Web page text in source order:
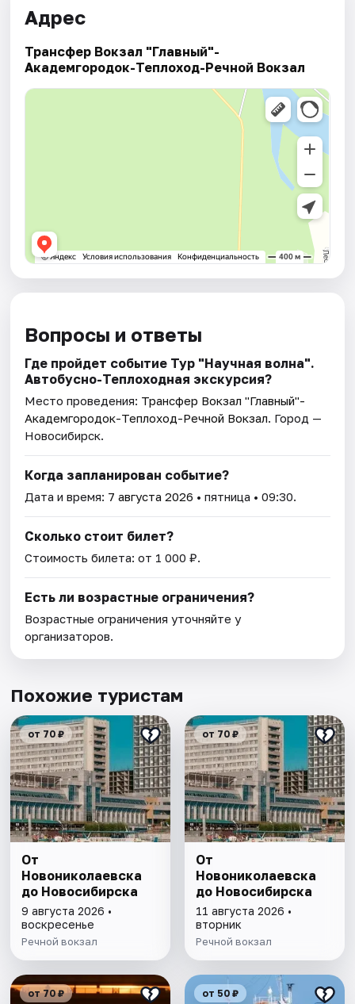
Адрес
Трансфер Вокзал "Главный"-
Академгородок-Теплоход-Речной Вокзал
Вопросы и ответы
Где пройдет событие Тур "Научная волна".
Автобусно-Теплоходная экскурсия?
Место проведения: Трансфер Вокзал "Главный"-
Академгородок-Теплоход-Речной Вокзал. Город —
Новосибирск.
Когда запланирован событие?
Дата и время: 7 августа 2026 • пятница • 09:30.
Сколько стоит билет?
Стоимость билета: от 1 000 ₽.
Есть ли возрастные ограничения?
Возрастные ограничения уточняйте у
организаторов.
Похожие туристам
от 70 ₽
От
Новониколаевска
до Новосибирска
9 августа 2026 •
воскресенье
Речной вокзал
от 70 ₽
От
Новониколаевска
до Новосибирска
11 августа 2026 •
вторник
Речной вокзал
от 70 ₽ от 50 ₽